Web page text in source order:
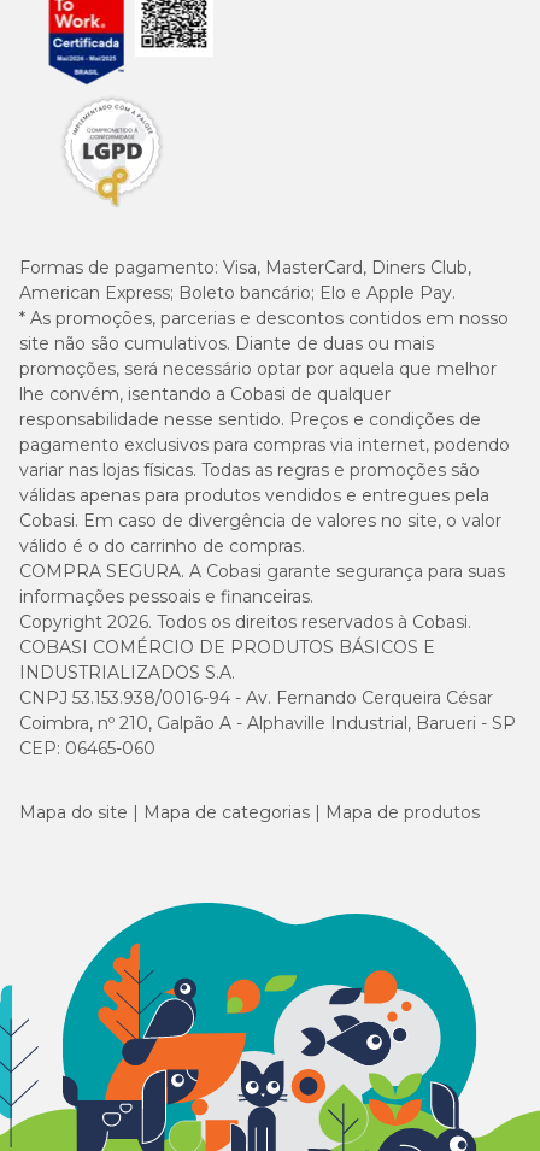
Formas de pagamento: Visa, MasterCard, Diners Club,
American Express; Boleto bancário; Elo e Apple Pay.
* As promoções, parcerias e descontos contidos em nosso
site não são cumulativos. Diante de duas ou mais
promoções, será necessário optar por aquela que melhor
lhe convém, isentando a Cobasi de qualquer
responsabilidade nesse sentido. Preços e condições de
pagamento exclusivos para compras via internet, podendo
variar nas lojas físicas. Todas as regras e promoções são
válidas apenas para produtos vendidos e entregues pela
Cobasi. Em caso de divergência de valores no site, o valor
válido é o do carrinho de compras.
COMPRA SEGURA. A Cobasi garante segurança para suas
informações pessoais e financeiras.
Copyright 2026. Todos os direitos reservados à Cobasi.
COBASI COMÉRCIO DE PRODUTOS BÁSICOS E
INDUSTRIALIZADOS S.A.
CNPJ 53.153.938/0016-94 - Av. Fernando Cerqueira César
Coimbra, nº 210, Galpão A - Alphaville Industrial, Barueri - SP
CEP: 06465-060
Mapa do site Mapa de categorias Mapa de produtos